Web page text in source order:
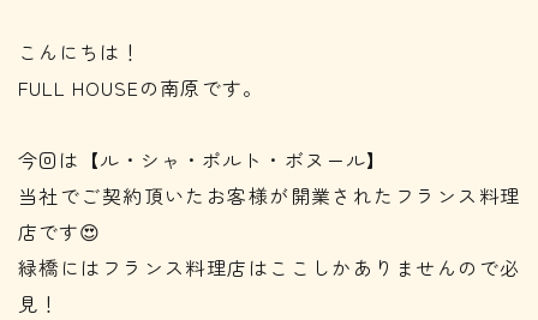
こんにちは！
FULL HOUSEの南原です。
今回は【ル・シャ・ポルト・ボヌール】
当社でご契約頂いたお客様が開業されたフランス料理
店です😍
緑橋にはフランス料理店はここしかありませんので必
見！